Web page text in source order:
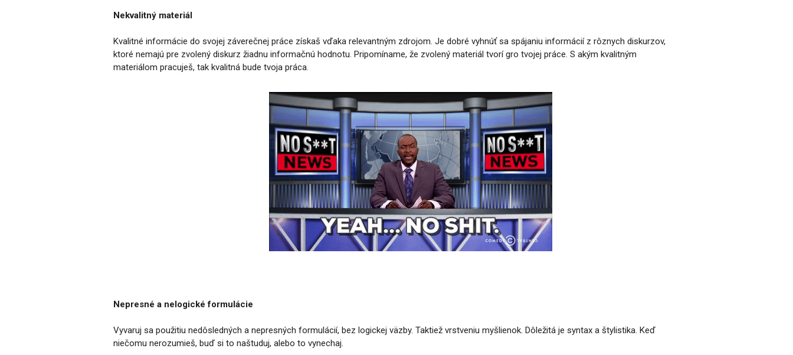
Nekvalitný materiál
Kvalitné informácie do svojej záverečnej práce získaš vďaka relevantným zdrojom. Je dobré vyhnúť sa spájaniu informácií z rôznych diskurzov,
ktoré nemajú pre zvolený diskurz žiadnu informačnú hodnotu. Pripomíname, že zvolený materiál tvorí gro tvojej práce. S akým kvalitným
materiálom pracuješ, tak kvalitná bude tvoja práca.
Nepresné a nelogické formulácie
Vyvaruj sa použitiu nedôsledných a nepresných formulácií, bez logickej väzby. Taktiež vrstveniu myšlienok. Dôležitá je syntax a štylistika. Keď
niečomu nerozumieš, buď si to naštuduj, alebo to vynechaj.